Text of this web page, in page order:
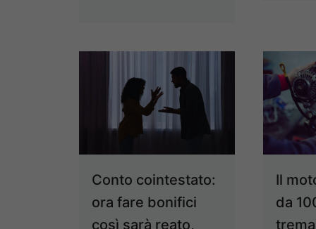
Conto cointestato:
ora fare bonifici
così sarà reato,
Il
da